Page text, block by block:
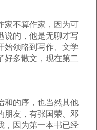
家不算作家，因为可
说的，他是无聊才写
始领略到写作、文学
好多散文，现在第二
和的序，也当然其他
朋友，有张国荣、邓
，因为第一本书已经